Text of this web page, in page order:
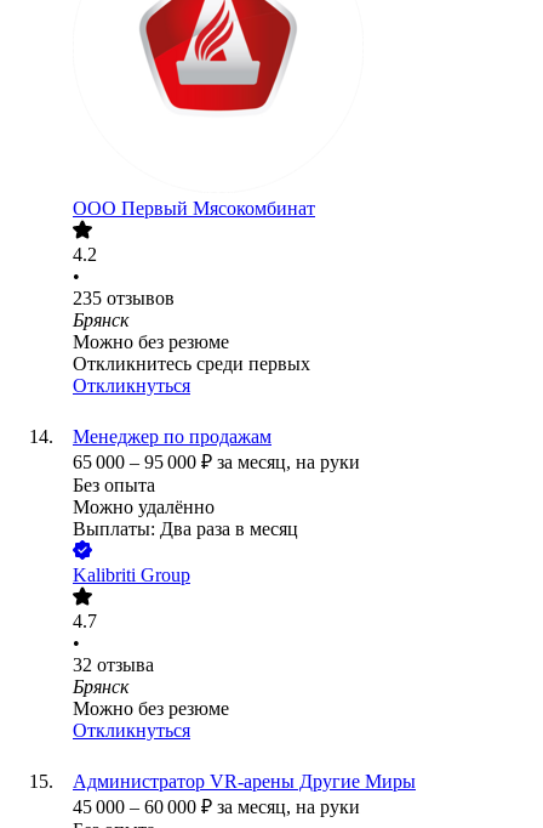
ООО Первый Мясокомбинат
4.2
•
235 отзывов
Брянск
Можно без резюме
Откликнитесь среди первых
Откликнуться
Менеджер по продажам
65 000 – 95 000 ₽ за месяц, на руки
Без опыта
Можно удалённо
Выплаты: Два раза в месяц
Kalibriti Group
4.7
•
32 отзыва
Брянск
Можно без резюме
Откликнуться
Администратор VR-арены Другие Миры
45 000 – 60 000 ₽ за месяц, на руки